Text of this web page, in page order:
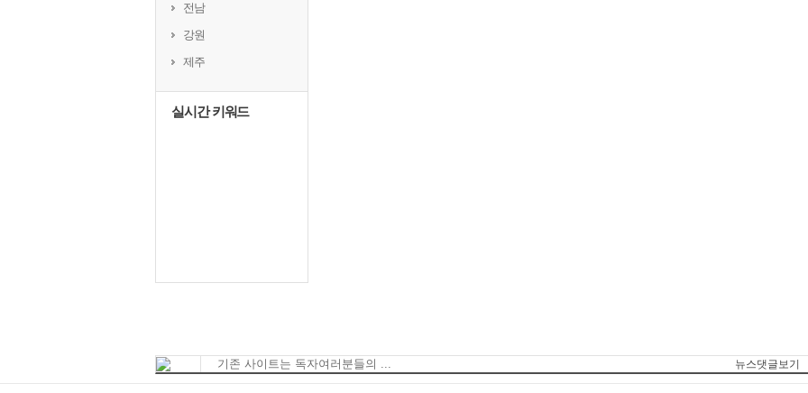
전남
강원
제주
실시간 키워드
기존 사이트는 독자여러분들의 ... 뉴스댓글보기